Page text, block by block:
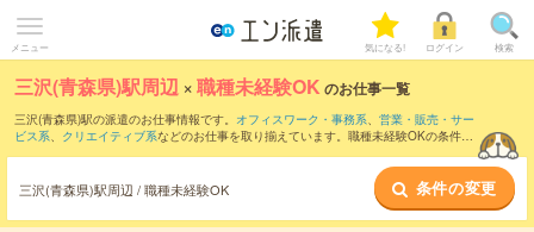
メニュー 気になる! ログイン 検索
三沢(青森県)駅周辺 ×職種未経験OK のお仕事一覧
三沢(青森県)駅の派遣のお仕事情報です。 オフィスワーク・事務系、 営業・販売・サー
ビス系、 クリエイティブ系などのお仕事を取り揃えています。職種未経験OKの条件の
三沢(青森県)駅周辺 / 職種未経験OK 条件の変更